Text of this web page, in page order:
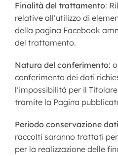
Finalità del trattamento:
relative all’utilizzo di
della pagina Facebook
del trattamento.
Natura del conferimento:
conferimento dei dati
l’impossibilità per il
tramite la Pagina
Periodo conservazione
raccolti saranno trattati
per la realizzazione delle